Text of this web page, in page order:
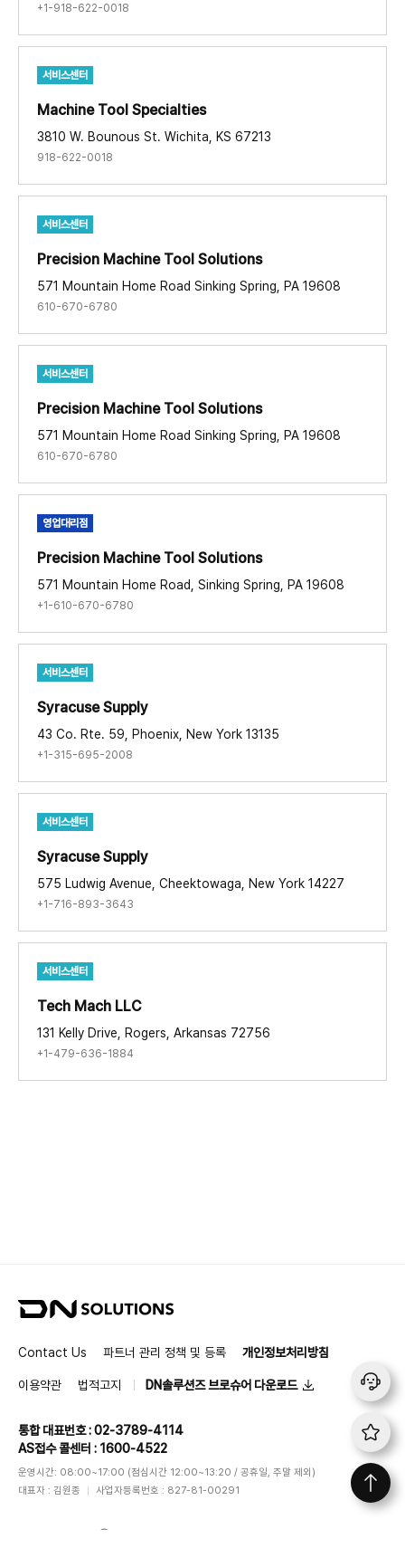
+1-918-622-0018
서비스센터
Machine Tool Specialties ​
3810 W. Bounous St. Wichita, KS 67213
918-622-0018
서비스센터
Precision Machine Tool Solutions​
571 Mountain Home Road Sinking Spring, PA 19608
610-670-6780
서비스센터
Precision Machine Tool Solutions​
571 Mountain Home Road Sinking Spring, PA 19608
610-670-6780
영업대리점
Precision Machine Tool Solutions​
571 Mountain Home Road, Sinking Spring, PA 19608
+1-610-670-6780
서비스센터
Syracuse Supply ​
43 Co. Rte. 59, Phoenix, New York 13135
+1-315-695-2008
서비스센터
Syracuse Supply ​
575 Ludwig Avenue, Cheektowaga, New York 14227
+1-716-893-3643
서비스센터
Tech Mach LLC​
131 Kelly Drive, Rogers, Arkansas 72756
+1-479-636-1884
D
S
l
i
o
n
s
Contact Us 파트너 관리 정책 및 등록 개인정보처리방침
이용약관 법적고지 DN솔루션즈 브로슈어 다운로드
통합 대표번호 : 02-3789-4114
AS접수 콜센터 : 1600-4522
운영시간: 08:00~17:00 (점심시간 12:00~13:20 / 공휴일, 주말 제외)
대표자 : 김원종
사업자등록번호 : 827-81-00291
ⓒ